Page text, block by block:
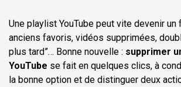
Une playlist YouTube peut vite devenir un
anciens favoris, vidéos supprimées,
plus tard”… Bonne nouvelle : supprimer
YouTube se fait en quelques clics, à
la bonne option et de distinguer deux